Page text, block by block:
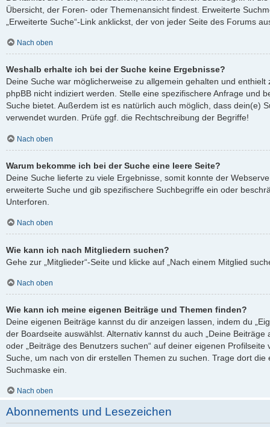
Übersicht, der Foren- oder Themenansicht findest. Erweiterte
„Erweiterte Suche“-Link anklickst, der von jeder Seite des Forums
Nach oben
Weshalb erhalte ich bei der Suche keine Ergebnisse?
Deine Suche war möglicherweise zu allgemein gehalten und
phpBB nicht indiziert werden. Stelle eine spezifischere Anfrage und
Suche bietet. Außerdem ist es natürlich auch möglich, dass dein(e)
verwendet wurden. Prüfe ggf. die Rechtschreibung der Begriffe!
Nach oben
Warum bekomme ich bei der Suche eine leere Seite?
Deine Suche lieferte zu viele Ergebnisse, somit konnte der
erweiterte Suche und gib spezifischere Suchbegriffe ein oder
Unterforen.
Nach oben
Wie kann ich nach Mitgliedern suchen?
Gehe zur „Mitglieder“-Seite und klicke auf „Nach einem Mitglied
Nach oben
Wie kann ich meine eigenen Beiträge und Themen finden?
Deine eigenen Beiträge kannst du dir anzeigen lassen, indem du
der Boardseite auswählst. Alternativ kannst du auch „Deine
oder „Beiträge des Benutzers suchen“ auf deiner eigenen
Suche, um nach von dir erstellen Themen zu suchen. Trage dort
Suchmaske ein.
Nach oben
Abonnements und Lesezeichen